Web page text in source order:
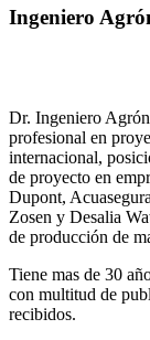
Ingeniero
Dr. Ingeniero
profesional en
internacional,
de proyecto en
Dupont,
Zosen y Desalia
de producción de
Tiene mas de 30
con multitud de
recibidos.